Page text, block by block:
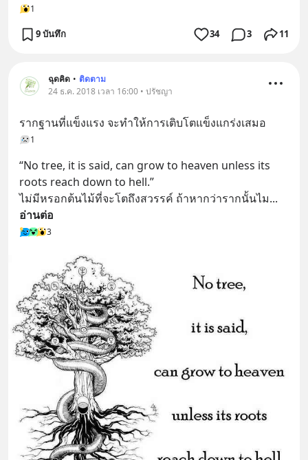
1
9 บันทึก 34 3 11
ฉุดคิด • ติดตาม
24 ธ.ค. 2018 เวลา 16:00 • ปรัชญา
รากฐานที่แข็งแรง จะทำให้การเติบโตแข็งแกร่งเสมอ
1
“No tree, it is said, can grow to heaven unless its
roots reach down to hell.”
ไม่มีหรอกต้นไม้ที่จะโตถึงสวรรค์ ถ้าหากว่ารากนั้นไม
อ่านต่อ
3